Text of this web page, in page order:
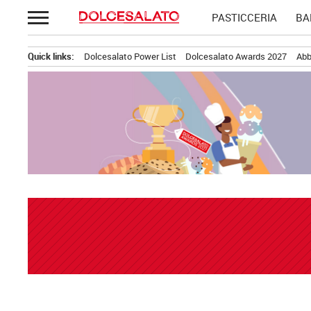
Passa
al
PASTICCERIA
Quick links: Dolcesalato Power List Dolcesalato Awards 2027